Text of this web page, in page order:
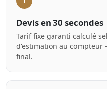
Devis en 30 secondes
Tarif fixe garanti calculé
d'estimation au compteur
final.